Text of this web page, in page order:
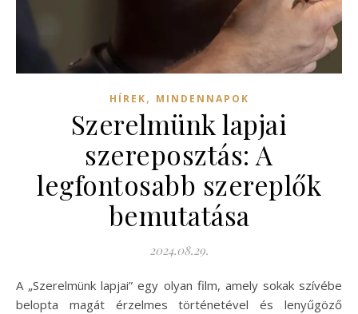
HÍREK, MINDENNAPOK
Szerelmünk lapjai
szereposztás: A
legfontosabb szereplők
bemutatása
2024.08.29.
A „Szerelmünk lapjai” egy olyan film, amely sokak szívébe
belopta magát érzelmes történetével és lenyűgöző